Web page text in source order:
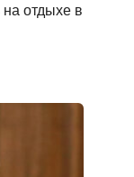
на отдыхе в